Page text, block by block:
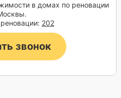
в домах по реновации
202
звонок